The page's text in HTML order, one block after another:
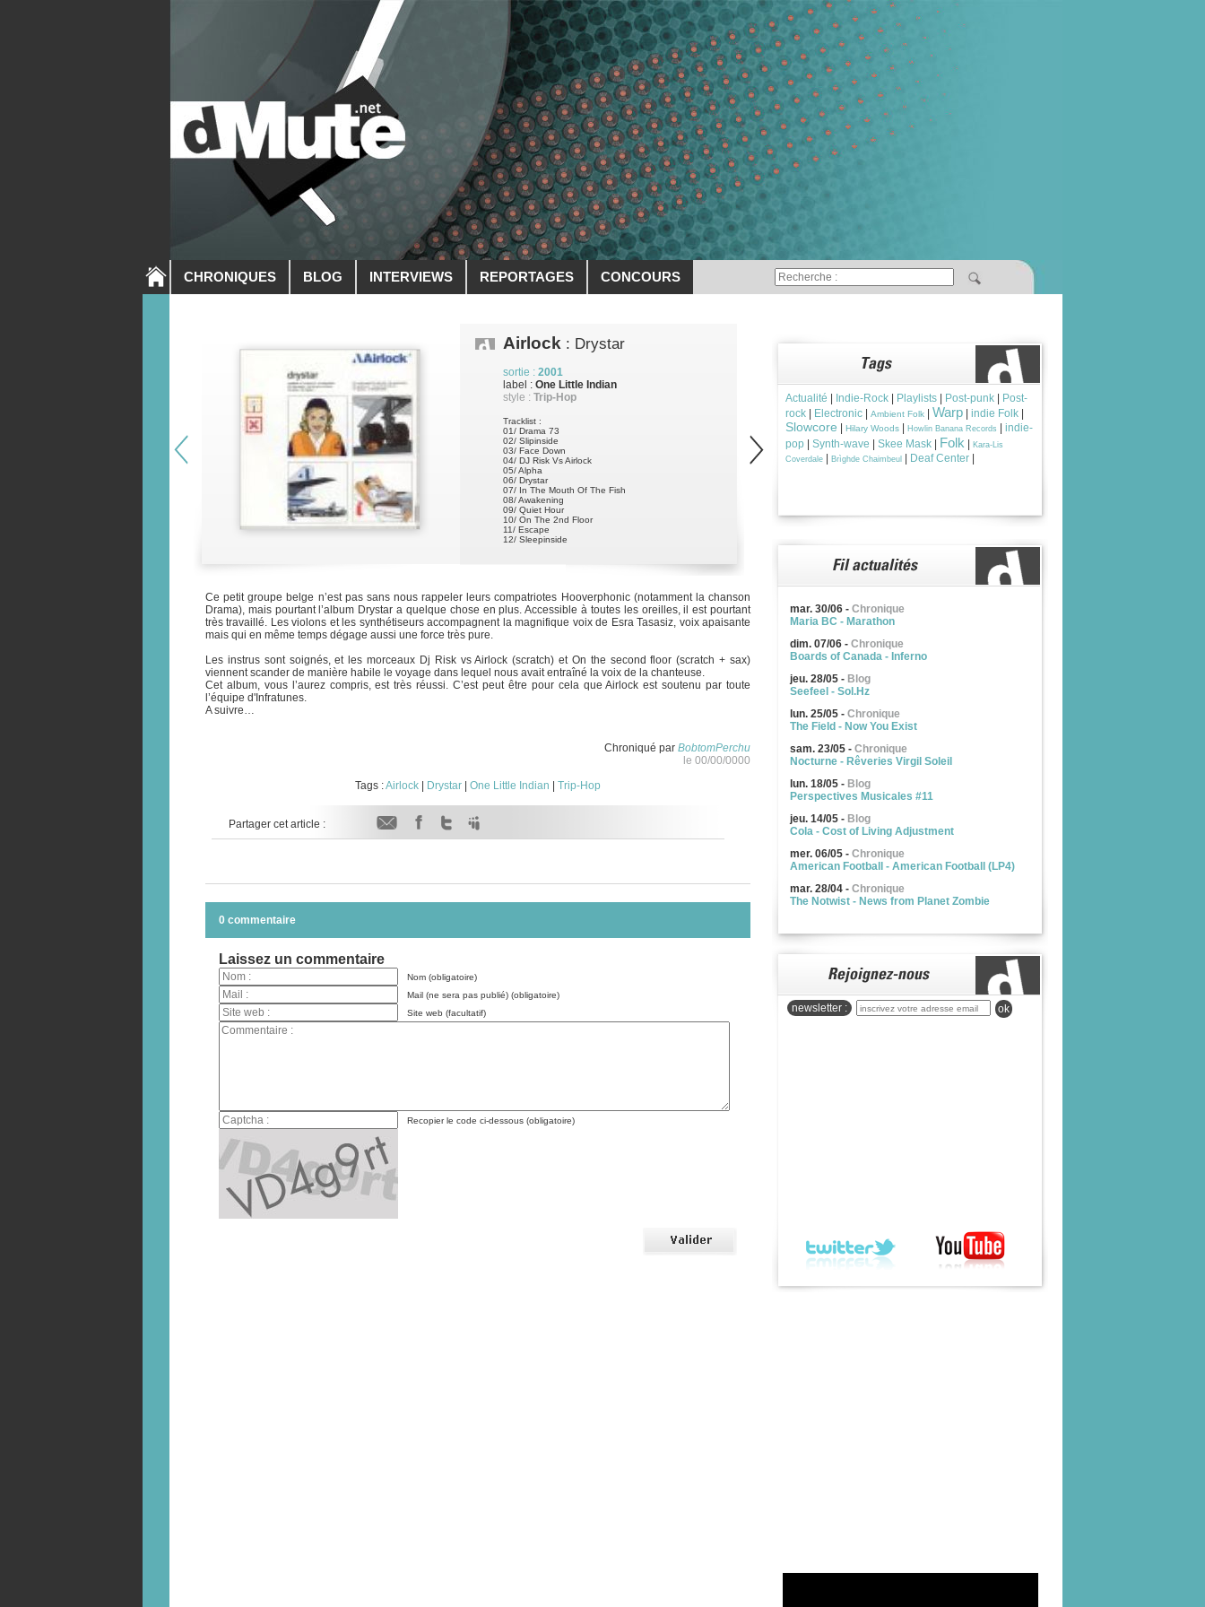
CHRONIQUES BLOG INTERVIEWS REPORTAGES CONCOURS
Airlock : Drystar
sortie : 2001
label : One Little Indian
style : Trip-Hop
Tracklist :
01/ Drama 73
02/ Slipinside
03/ Face Down
04/ DJ Risk Vs Airlock
05/ Alpha
06/ Drystar
07/ In The Mouth Of The Fish
08/ Awakening
09/ Quiet Hour
10/ On The 2nd Floor
11/ Escape
12/ Sleepinside
Ce petit groupe belge n’est pas sans nous rappeler leurs compatriotes Hooverphonic (notamment la chanson
Drama), mais pourtant l’album Drystar a quelque chose en plus. Accessible à toutes les oreilles, il est pourtant
très travaillé. Les violons et les synthétiseurs accompagnent la magnifique voix de Esra Tasasiz, voix apaisante
mais qui en même temps dégage aussi une force très pure.
Les instrus sont soignés, et les morceaux Dj Risk vs Airlock (scratch) et On the second floor (scratch + sax)
viennent scander de manière habile le voyage dans lequel nous avait entraîné la voix de la chanteuse.
Cet album, vous l’aurez compris, est très réussi. C’est peut être pour cela que Airlock est soutenu par toute
l’équipe d'Infratunes.
A suivre…
Chroniqué par BobtomPerchu
le 00/00/0000
Tags :Airlock Drystar One Little Indian Trip-Hop
Partager cet article :
0 commentaire
Laissez un commentaire
Nom (obligatoire)
Mail (ne sera pas publié) (obligatoire)
Site web (facultatif)
Recopier le code ci-dessous (obligatoire)
Actualité Indie-Rock Playlists Post-punk
Post-
rock
Electronic Ambient Folk Warp indie Folk
Slowcore Hilary Woods Howlin Banana Records
indie-
pop
Synth-wave Skee Mask Folk
Kara-Lis
Coverdale
Brìghde Chaimbeul Deaf Center
mar. 30/06 - Chronique
Maria BC - Marathon
dim. 07/06 - Chronique
Boards of Canada - Inferno
jeu. 28/05 - Blog
Seefeel - Sol.Hz
lun. 25/05 - Chronique
The Field - Now You Exist
sam. 23/05 - Chronique
Nocturne - Rêveries Virgil Soleil
lun. 18/05 - Blog
Perspectives Musicales #11
jeu. 14/05 - Blog
Cola - Cost of Living Adjustment
mer. 06/05 - Chronique
American Football - American Football (LP4)
mar. 28/04 - Chronique
The Notwist - News from Planet Zombie
newsletter : ok